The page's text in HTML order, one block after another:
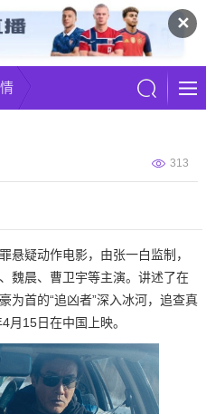
✕
313
悬疑动作电影，由张一白监制，
魏晨、曹卫宇等主演。讲述了在
为首的“追凶者”深入冰河，追查真
月15日在中国上映。